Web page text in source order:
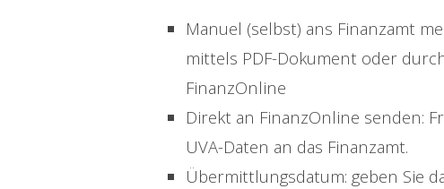
Manuel (selbst) ans Finanzamt
mittels PDF-Dokument oder
FinanzOnline
Direkt an FinanzOnline senden:
UVA-Daten an das Finanzamt.
Übermittlungsdatum: geben Sie